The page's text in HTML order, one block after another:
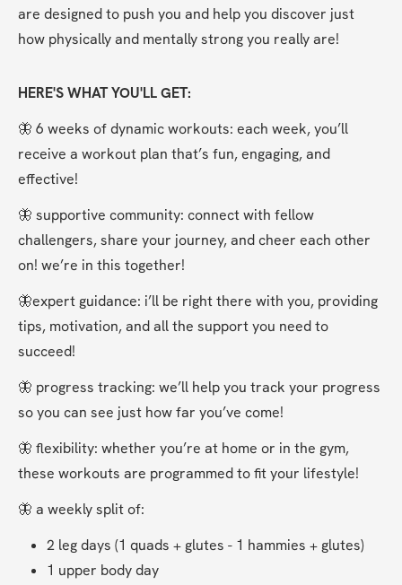
are designed to push you and help you discover just
how physically and mentally strong you really are!
HERE'S WHAT YOU'LL GET:
🦋 6 weeks of dynamic workouts: each week, you’ll
receive a workout plan that’s fun, engaging, and
effective!
🦋 supportive community: connect with fellow
challengers, share your journey, and cheer each other
on! we’re in this together!
🦋expert guidance: i’ll be right there with you, providing
tips, motivation, and all the support you need to
succeed!
🦋 progress tracking: we’ll help you track your progress
so you can see just how far you’ve come!
🦋 flexibility: whether you’re at home or in the gym,
these workouts are programmed to fit your lifestyle!
🦋 a weekly split of:
2 leg days (1 quads + glutes - 1 hammies + glutes)
1 upper body day